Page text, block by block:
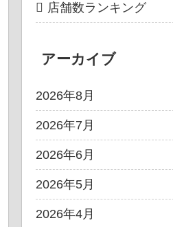
店舗数ランキング
アーカイブ
2026年8月
2026年7月
2026年6月
2026年5月
2026年4月